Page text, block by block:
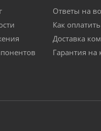
Ответы на
Как
Доставка
Гарантия